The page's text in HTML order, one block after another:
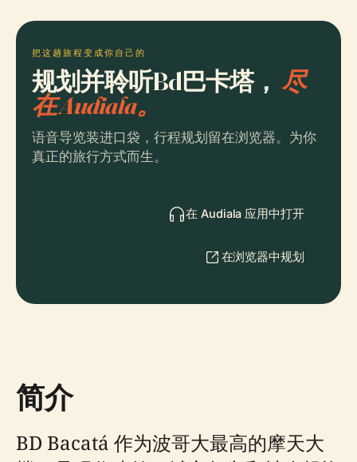
把这趟旅程变成你自己的
规划并聆听Bd巴卡塔， 尽
在 Audiala。
语音导览装进口袋，行程规划留在浏览器。为你
真正的旅行方式而生。
在 Audiala 应用中打开
在浏览器中规划
简介
BD Bacatá 作为波哥大最高的摩天大